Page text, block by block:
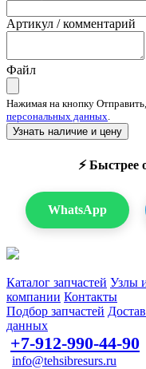
Артикул / комментарий
Файл
Нажимая на кнопку
персональных данных.
Узнать наличие и цену
⚡ Быстрее
WhatsApp
Каталог запчастей Узлы
компании Контакты
Подбор запчастей
данных
+7-912-990-44-90
info@tehsibresurs.ru